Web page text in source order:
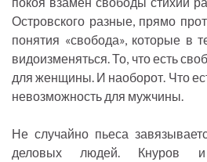
Островского разные, прямо
понятия «свобода», которые в
видоизменяться. То, что есть
для женщины. И наоборот. Что
невозможность для мужчины.
Не случайно пьеса
деловых людей. Кнуров